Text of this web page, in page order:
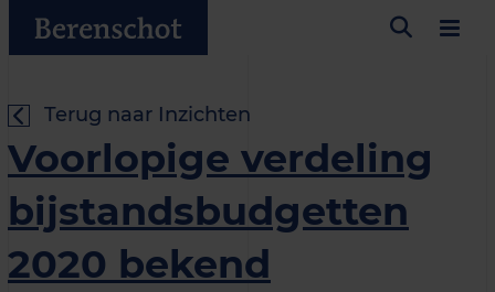
Terug naar Inzichten
Voorlopige verdeling
bijstandsbudgetten
2020 bekend